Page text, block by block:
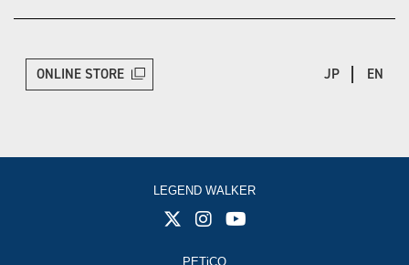
ONLINE STORE JP EN
LEGEND WALKER
PETiCO